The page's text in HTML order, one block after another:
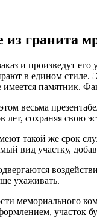
гранита
и произведут
в едином
памятник.
весьма
сохраняя свою
такой же срок
вид участку,
ухаживать.
мемориального
участок